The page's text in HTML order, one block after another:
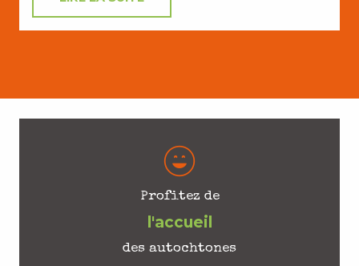
Profitez de
l'accueil
des autochtones